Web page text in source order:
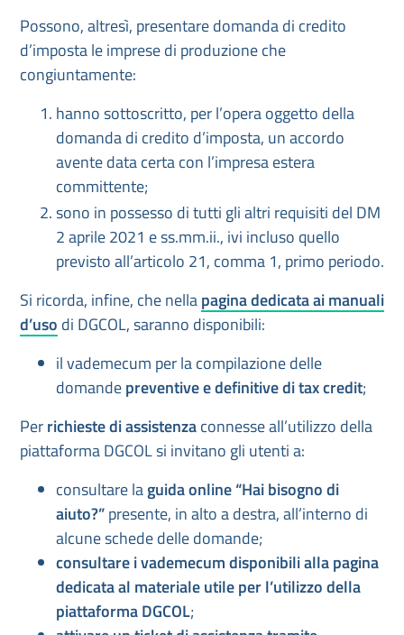
Possono, altresì, presentare domanda di credito
d’imposta le imprese di produzione che
congiuntamente:
hanno sottoscritto, per l’opera oggetto della
domanda di credito d’imposta, un accordo
avente data certa con l’impresa estera
committente;
sono in possesso di tutti gli altri requisiti del DM
2 aprile 2021 e ss.mm.ii., ivi incluso quello
previsto all’articolo 21, comma 1, primo periodo.
Si ricorda, infine, che nellapagina dedicata ai manuali
d’uso di DGCOL, saranno disponibili:
il vademecum per la compilazione delle
domandepreventive e definitive di tax credit;
Perrichieste di assistenzaconnesse all’utilizzo della
piattaforma DGCOL si invitano gli utenti a:
consultare laguida online “Hai bisogno di
aiuto?”presente, in alto a destra, all’interno di
alcune schede delle domande;
consultare i vademecum disponibili alla pagina
dedicata al materiale utile per l’utilizzo della
piattaforma DGCOL;